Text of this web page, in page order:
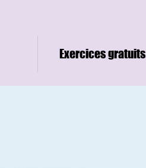
Exercices gratuits